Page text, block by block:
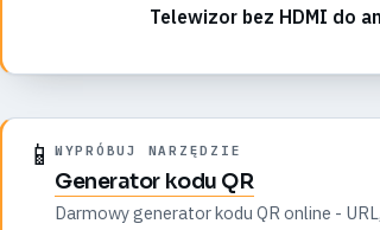
Telewizor bez HDMI do
📱 WYPRÓBUJ NARZĘDZIE
Generator kodu QR
Darmowy generator kodu QR online -